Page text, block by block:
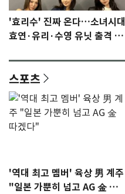
'효리수' 진짜 온다…소녀시대
효연·유리·수영 유닛 출격 [N
스포츠
'역대 최고 멤버' 육상 男 계주
"일본 가뿐히 넘고 AG 金 따겠